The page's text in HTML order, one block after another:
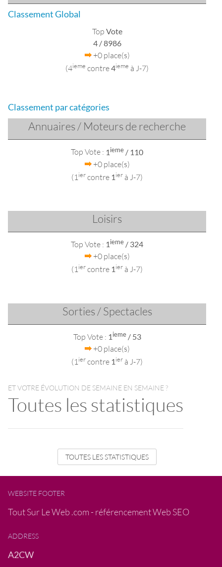
Classement Global
Top Vote
4/ 8986
+0 place(s)
(4ieme contre4ieme à J-7)
Classement par catégories
Annuaires / Moteurs de recherche
Top Vote : 1ieme / 110
+0 place(s)
(1 iercontre 1ier à J-7)
Loisirs
Top Vote : 1ieme / 324
+0 place(s)
(1 iercontre 1ier à J-7)
Sorties / Spectacles
Top Vote : 1ieme/ 53
+0 place(s)
(1 iercontre 1ier à J-7)
ET VOTRE ÉVOLUTION DE SEMAINE EN SEMAINE ?
Toutes les statistiques
TOUTES LES STATISTIQUES
WEBSITE FOOTER
Tout Sur Le Web .com - référencement Web SEO
ADDRESS
A2CW